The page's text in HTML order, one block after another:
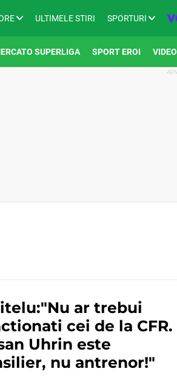
ULTIMELE STIRI SPORTURI
SUPERLIGA SPORT EROI VIDEO
ar trebui
cei de la CFR.
Uhrin este
nu antrenor!"